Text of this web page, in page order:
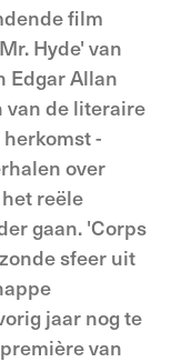
film
Hyde' van
Edgar Allan
van de literaire
-
over
reële
gaan. 'Corps
sfeer uit
jaar nog te
van